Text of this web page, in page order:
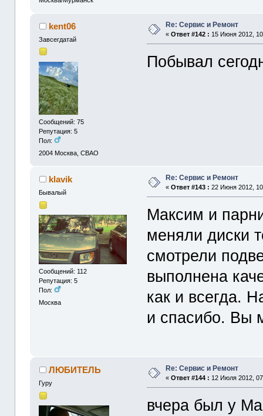
kent06
Завсегдатай
Сообщений: 75
Репутация: 5
Пол:
2004 Москва, СВАО
Re: Сервис и Ремонт
«Ответ #142 : 15 Июня 2012,
Побывал
klavik
Бывалый
Сообщений: 112
Репутация: 5
Пол:
Москва
Re: Сервис и Ремонт
«Ответ #143 : 22 Июня 2012,
Максим и
меняли диски
смотрели
выполнена
как и всегда.
и спасибо. Вы
ЛЮБИТЕЛЬ
Гуру
Re: Сервис и Ремонт
«Ответ #144 : 12 Июля 2012,
вчера был у